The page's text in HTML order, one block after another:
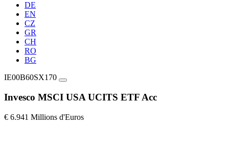
DE
EN
CZ
GR
CH
RO
BG
IE00B60SX170
Invesco MSCI USA UCITS ETF Acc
€ 6.941 Millions d'Euros